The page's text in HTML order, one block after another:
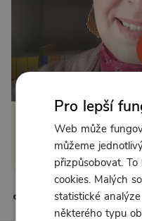
Pro lepší
Web může
můžeme
přizpůsobovat.
cookies. Malých
statistické
některého typu